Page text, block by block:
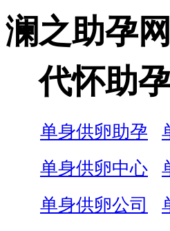
澜之助孕
代怀助
单身供卵助孕
单身供卵中心
单身供卵公司